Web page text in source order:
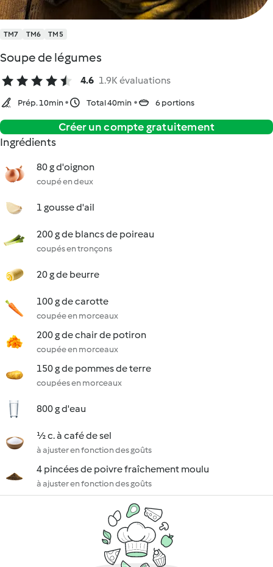
TM7 TM6 TM5
Soupe de légumes
4.6 1.9K évaluations
Prép. 10min Total 40min 6 portions
Créer un compte gratuitement
Ingrédients
80 g d'oignon
coupé en deux
1 gousse d'ail
200 g de blancs de poireau
coupés en tronçons
20 g de beurre
100 g de carotte
coupée en morceaux
200 g de chair de potiron
coupée en morceaux
150 g de pommes de terre
coupées en morceaux
800 g d'eau
½ c. à café de sel
à ajuster en fonction des goûts
4 pincées de poivre fraîchement moulu
à ajuster en fonction des goûts